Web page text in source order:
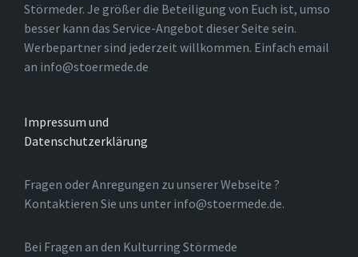
Störmeder. Je größer die Beteiligung von Euch ist, umso
besser kann das Service-Angebot dieser Seite sein.
Werbepartner sind jederzeit willkommen. Einfach email
an info@stoermede.de
Impressum und
Datenschutzerklärung
Fragen oder Anregungen zu unserer Webseite ?
Kontaktieren Sie uns unter info@stoermede.de.
Bei Fragen an den Kulturring Störmede